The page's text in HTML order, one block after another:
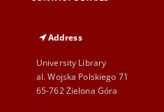
Address
University Library
al. Wojska Polskiego 71
65-762 Zielona Góra